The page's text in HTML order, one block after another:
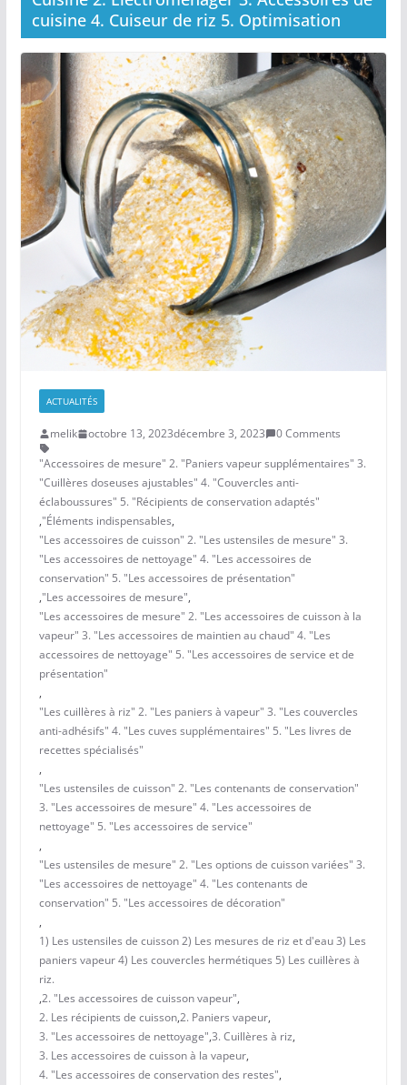
cuisine 4. Cuiseur de riz 5. Optimisation
ACTUALITÉS
melik octobre 13, 2023décembre 3, 2023
0 Comments
"Accessoires de mesure" 2. "Paniers vapeur supplémentaires" 3.
"Cuillères doseuses ajustables" 4. "Couvercles anti-
éclaboussures" 5. "Récipients de conservation adaptés"
,"Éléments indispensables,
"Les accessoires de cuisson" 2. "Les ustensiles de mesure" 3.
"Les accessoires de nettoyage" 4. "Les accessoires de
conservation" 5. "Les accessoires de présentation"
,"Les accessoires de mesure",
"Les accessoires de mesure" 2. "Les accessoires de cuisson à la
vapeur" 3. "Les accessoires de maintien au chaud" 4. "Les
accessoires de nettoyage" 5. "Les accessoires de service et de
présentation"
,
"Les cuillères à riz" 2. "Les paniers à vapeur" 3. "Les couvercles
anti-adhésifs" 4. "Les cuves supplémentaires" 5. "Les livres de
recettes spécialisés"
,
"Les ustensiles de cuisson" 2. "Les contenants de conservation"
3. "Les accessoires de mesure" 4. "Les accessoires de
nettoyage" 5. "Les accessoires de service"
,
"Les ustensiles de mesure" 2. "Les options de cuisson variées" 3.
"Les accessoires de nettoyage" 4. "Les contenants de
conservation" 5. "Les accessoires de décoration"
,
1) Les ustensiles de cuisson 2) Les mesures de riz et d'eau 3) Les
paniers vapeur 4) Les couvercles hermétiques 5) Les cuillères à
riz.
,2. "Les accessoires de cuisson vapeur",
2. Les récipients de cuisson,2. Paniers vapeur,
3. "Les accessoires de nettoyage",3. Cuillères à riz,
3. Les accessoires de cuisson à la vapeur,
4. "Les accessoires de conservation des restes",